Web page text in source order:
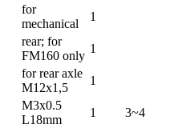
for
mechanical
1
rear; for
FM160 only
1
for rear axle
M12x1,5
1
M3x0.5
L18mm
1 3~4